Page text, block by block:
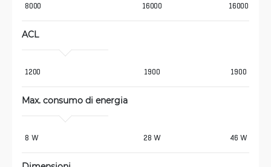
8000 16000 16000
ACL
1200 1900 1900
Max. consumo di energia
8 W 28 W 46 W